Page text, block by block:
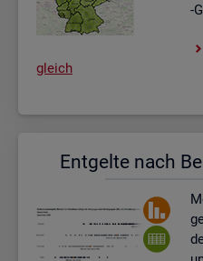
-
gleich
Ent­gel­te nach